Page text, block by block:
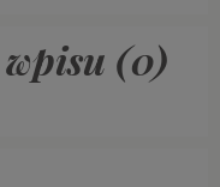
(0)